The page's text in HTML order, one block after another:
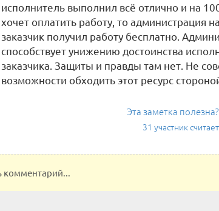
исполнитель выполнил всё отлично и на
хочет оплатить работу, то администрация
заказчик получил работу бесплатно.
способствует унижению достоинства
заказчика. Защиты и правды там нет. Не
возможности обходить этот ресурс
Эта заметка полезна?
31 участник
комментарий...